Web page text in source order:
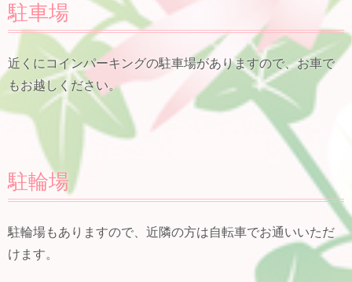
駐車場
近くにコインパーキングの駐車場がありますので、お車で
もお越しください。
駐輪場
駐輪場もありますので、近隣の方は自転車でお通いいただ
けます。